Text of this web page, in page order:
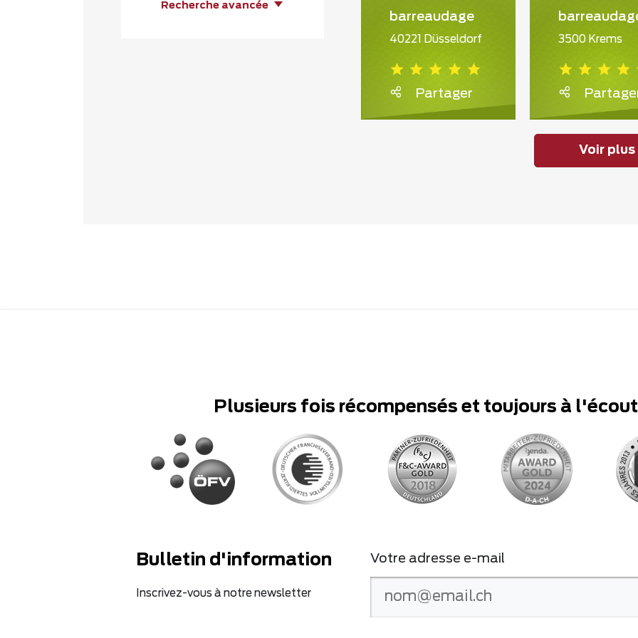
Recherche avancée
barreaudage
40221 Düsseldorf
Partager
3500 Krems
Voir plus
Plusieurs fois récompensés et toujours à
Bulletin d'information
Inscrivez-vous à notre newsletter
Votre adresse e-mail